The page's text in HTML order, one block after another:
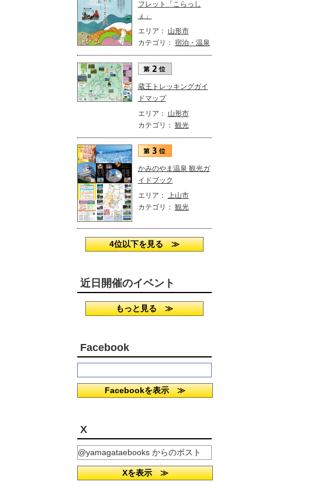
フレット「こらっし
ぇ」
エリア：
山形市
カテゴリ： 宿泊・温泉
蔵王トレッキングガイ
ドマップ
エリア：
山形市
カテゴリ： 観光
かみのやま温泉 観光ガ
イドブック
エリア： 上山市
カテゴリ： 観光
4位以下を見る ≫
近日開催のイベント
もっと見る ≫
Facebook
Facebookを表示 ≫
X
@yamagataebooks からのポスト
Xを表示 ≫